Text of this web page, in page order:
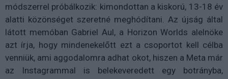
módszerrel próbálkozik: kimondottan a kiskorú, 13-18 év
alatti közönséget szeretné meghódítani. Az újság által
látott memóban Gabriel Aul, a Horizon Worlds alelnöke
azt írja, hogy mindenekelőtt ezt a csoportot kell célba
venniük, ami aggodalomra adhat okot, hiszen a Meta már
az Instagrammal is belekeveredett egy botrányba,